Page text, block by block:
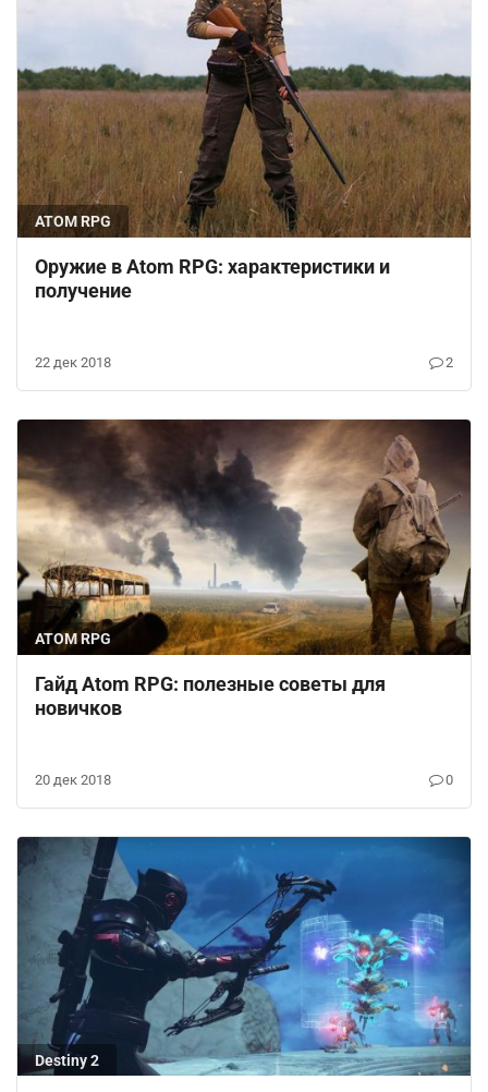
ATOM RPG
Оружие в Atom RPG: характеристики и
получение
22 дек 2018 2
ATOM RPG
Гайд Atom RPG: полезные советы для
новичков
20 дек 2018 0
Destiny 2